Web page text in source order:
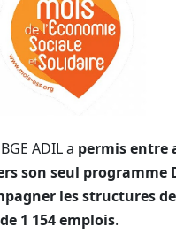
ADIL a permis entre
son seul programme
les structures de
1 154 emplois.